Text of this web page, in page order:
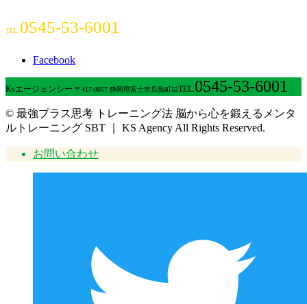
TEL. 0545-53-6001
Facebook
Ksエージェンシー 〒417-0057 静岡県富士市瓜島町52TEL.0545-53-6001
© 最強プラス思考 トレーニング法 脳から心を鍛えるメンタ
ルトレーニング SBT ｜ KS Agency All Rights Reserved.
お問い合わせ